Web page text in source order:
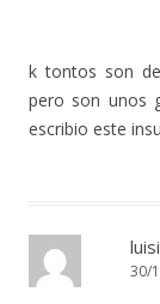
k tontos son
pero son unos
escribio este
30/